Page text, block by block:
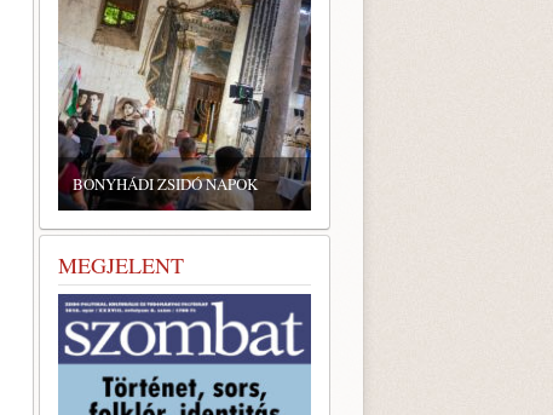
BONYHÁDI ZSIDÓ NAPOK
ZSIDÓ GASZTRONÓMIAI
TALÁLKOZÓ A BONYHÁDI
ZSINAGÓGÁBAN
MEGJELENT